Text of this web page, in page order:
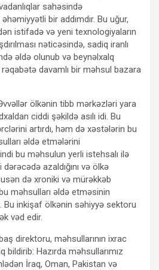
sahəsində
bir addımdır. Bu uğur,
istifadə və yeni texnologiyaların
nəticəsində, sadiq iranlı
əldə olunub və beynəlxalq
davamlı bir məhsul bazara
ölkənin tibb mərkəzləri yara
ciddi şəkildə asılı idi. Bu
artırdı, həm də xəstələrin bu
əldə etmələrini
bu məhsulun yerli istehsalı ilə
azaldığını və ölkə
də xroniki və mürəkkəb
məhsulları əldə etməsinin
Bu inkişaf ölkənin səhiyyə sektoru
vəd edir.
direktoru, məhsullarının ixrac
Hazırda məhsullarımız
İraq, Oman, Pakistan və